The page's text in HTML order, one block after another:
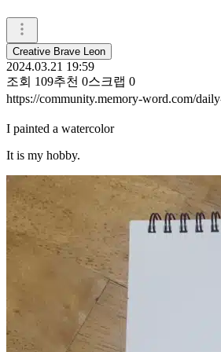
Creative Brave Leon
2024.03.21 19:59
조회 109추천 0스크랩 0
https://community.memory-word.com/
I painted a watercolor
It is my hobby.